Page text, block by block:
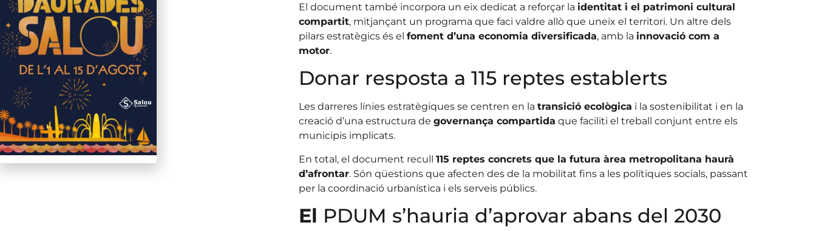
El document també incorpora un eix dedicat a reforçar la identitat i el patrimoni cultural
compartit, mitjançant un programa que faci valdre allò que uneix el territori. Un altre dels
pilars estratègics és el foment d’una economia diversificada, amb la innovació com a
motor.
Donar resposta a 115 reptes establerts
Les darreres línies estratègiques se centren en la transició ecològica i la sostenibilitat i en la
creació d’una estructura de governança compartida que faciliti el treball conjunt entre els
municipis implicats.
En total, el document recull 115 reptes concrets que la futura àrea metropolitana haurà
d’afrontar. Són qüestions que afecten des de la mobilitat fins a les polítiques socials, passant
per la coordinació urbanística i els serveis públics.
El PDUM s’hauria d’aprovar abans del 2030